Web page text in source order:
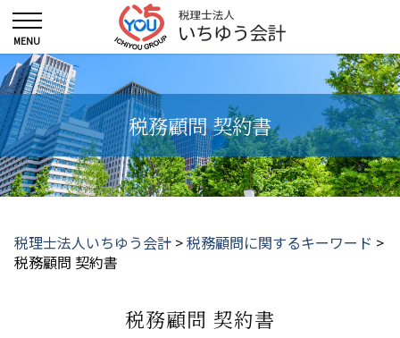
税務顧問 契約書
税理士法人いちゆう会計 >税務顧問に関するキーワード >
税務顧問 契約書
税務顧問 契約書